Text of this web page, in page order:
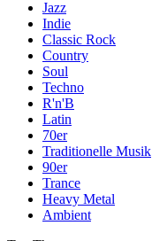
Jazz
Indie
Classic Rock
Country
Soul
Techno
R'n'B
Latin
70er
Traditionelle Musik
90er
Trance
Heavy Metal
Ambient